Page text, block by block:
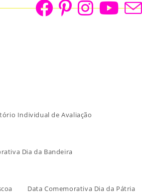
Individual de Avaliação
Dia da Bandeira
Data Comemorativa Dia da Pátria